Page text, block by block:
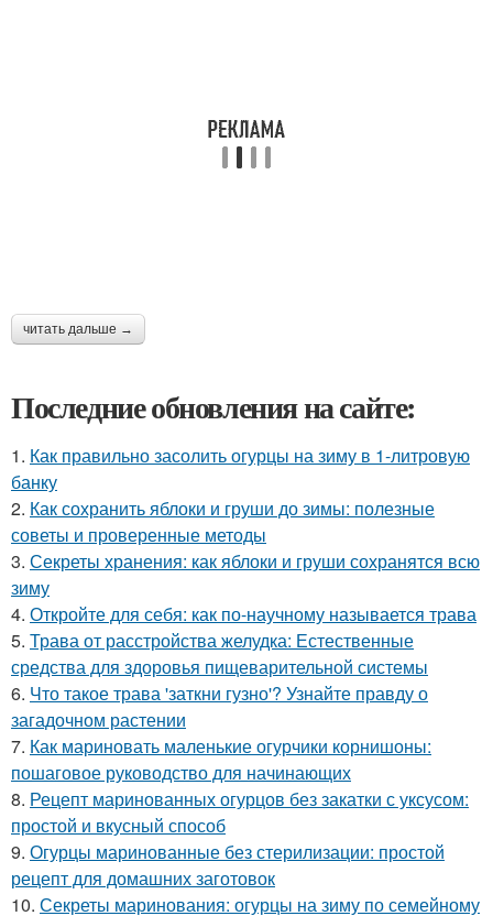
читать дальше →
Последние обновления на сайте:
1. Как правильно засолить огурцы на зиму в 1-литровую
банку
2. Как сохранить яблоки и груши до зимы: полезные
советы и проверенные методы
3. Секреты хранения: как яблоки и груши сохранятся всю
зиму
4. Откройте для себя: как по-научному называется трава
5. Трава от расстройства желудка: Естественные
средства для здоровья пищеварительной системы
6. Что такое трава 'заткни гузно'? Узнайте правду о
загадочном растении
7. Как мариновать маленькие огурчики корнишоны:
пошаговое руководство для начинающих
8. Рецепт маринованных огурцов без закатки с уксусом:
простой и вкусный способ
9. Огурцы маринованные без стерилизации: простой
рецепт для домашних заготовок
10. Секреты маринования: огурцы на зиму по семейному